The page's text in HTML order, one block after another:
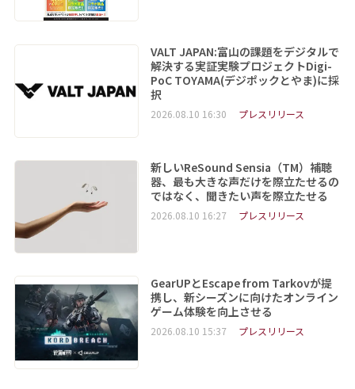
VALT JAPAN:富山の課題をデジタルで
解決する実証実験プロジェクトDigi-
PoC TOYAMA(デジポックとやま)に採
択
2026.08.10 16:30 プレスリリース
新しいReSound Sensia（TM）補聴
器、最も大きな声だけを際立たせるの
ではなく、聞きたい声を際立たせる
2026.08.10 16:27 プレスリリース
GearUPとEscape from Tarkovが提
携し、新シーズンに向けたオンライン
ゲーム体験を向上させる
2026.08.10 15:37 プレスリリース